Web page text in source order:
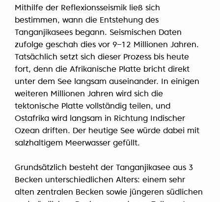
Mithilfe der Reflexionsseismik ließ sich
bestimmen, wann die Entstehung des
Tanganjikasees begann. Seismischen Daten
zufolge geschah dies vor 9–12 Millionen Jahren.
Tatsächlich setzt sich dieser Prozess bis heute
fort, denn die Afrikanische Platte bricht direkt
unter dem See langsam auseinander. In einigen
weiteren Millionen Jahren wird sich die
tektonische Platte vollständig teilen, und
Ostafrika wird langsam in Richtung Indischer
Ozean driften. Der heutige See würde dabei mit
salzhaltigem Meerwasser gefüllt.
Grundsätzlich besteht der Tanganjikasee aus 3
Becken unterschiedlichen Alters: einem sehr
alten zentralen Becken sowie jüngeren südlichen